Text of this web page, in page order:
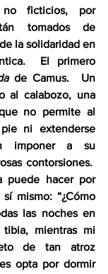
no ficticios, por
tomados de
la solidaridad en
El primero
de Camus.  Un
al calabozo, una
no permite al
ni extenderse
imponer a su
contorsiones.
puede hacer por
mismo: “¿Cómo
las noches en
mientras mi
de tan atroz
opta por dormir